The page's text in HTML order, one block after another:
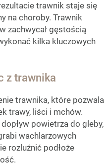
trawnik staje się
na choroby. Trawnik
zachwycał gęstością
kilka kluczowych
z trawnika
trawnika, które pozwala
trawy, liści i mchów.
powietrza do gleby,
wachlarzowych
rozluźnić podłoże